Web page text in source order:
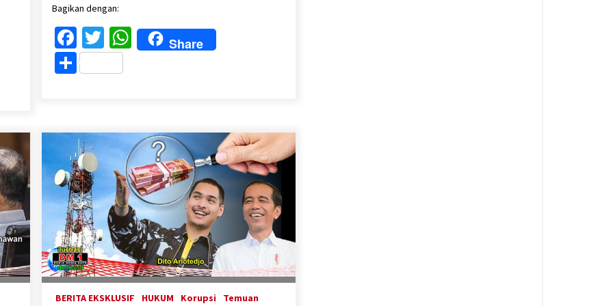
Bagikan dengan:
Facebook
Twitter
WhatsApp
Share
Share
BERITA EKSKLUSIF HUKUM Korupsi Temuan